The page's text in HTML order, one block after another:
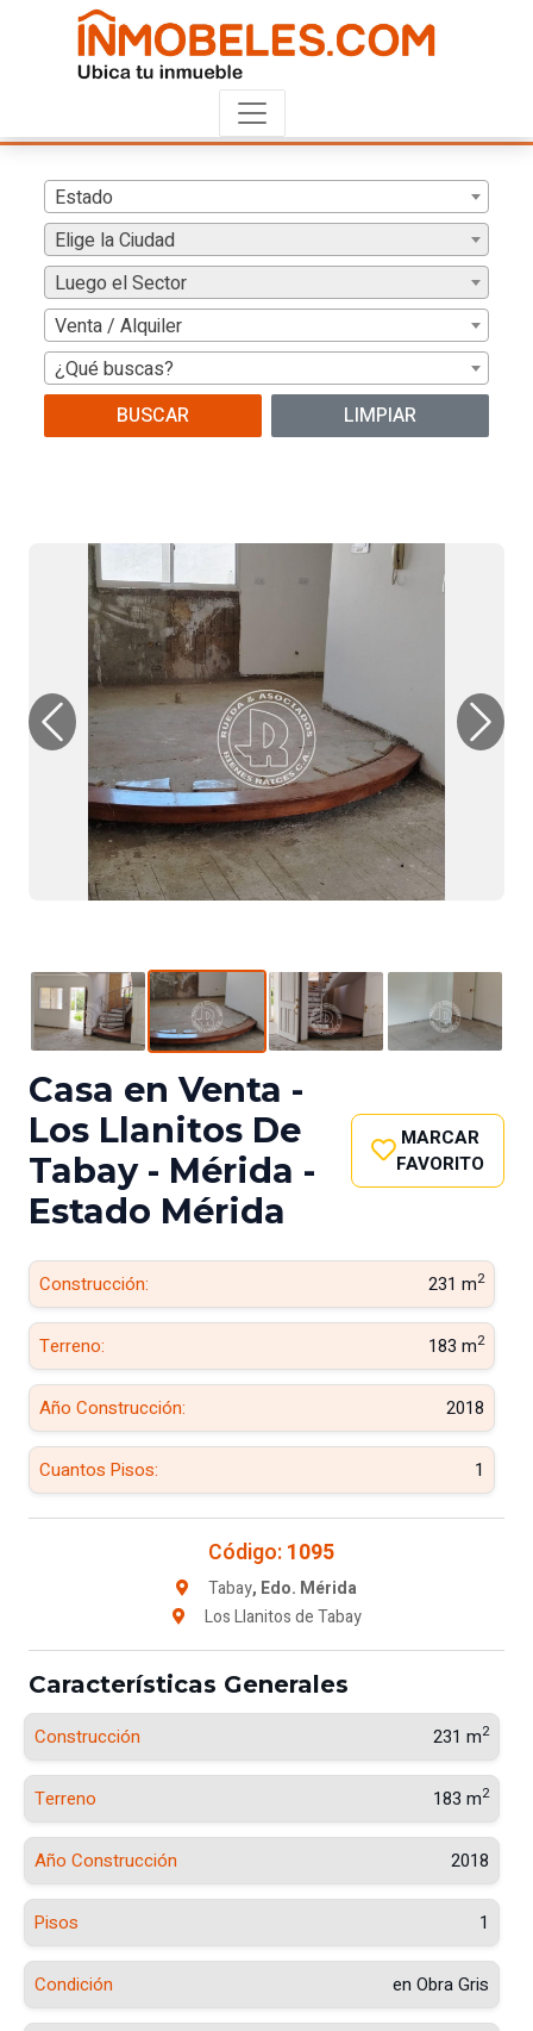
Estado
Elige la Ciudad
Luego el Sector
Venta / Alquiler
¿Qué buscas?
BUSCAR
LIMPIAR
Previous Next
Casa en Venta -
Los Llanitos De
Tabay - Mérida -
Estado Mérida
MARCAR
FAVORITO
Construcción: 231 m2
Terreno: 183 m2
Año Construcción: 2018
Cuantos Pisos: 1
Código: 1095
Tabay, Edo. Mérida
Los Llanitos de Tabay
Características Generales
Construcción 231 m2
Terreno 183 m2
Año Construcción 2018
Pisos 1
Condición en Obra Gris